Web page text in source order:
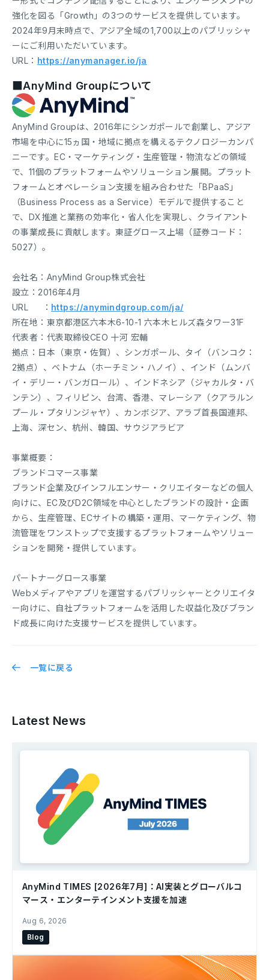
強化を図る「Growth」の3つのサービスを提供しています。
2024年9月末時点で、アジア全域の1,700以上のパブリッシャ
ーにご利用いただいています。
URL： https://anymanager.io/ja
■AnyMind Groupについて
AnyMind Groupは、2016年にシンガポールで創業し、アジア
市場を中心に15ヵ国・地域に拠点を構えるテクノロジーカンパ
ニーです。EC・マーケティング・生産管理・物流などの領域
で、11個のプラットフォームやソリューション展開。プラット
フォームとオペレーション支援を組み合わせた「BPaaS」
（Business Process as a Service）モデルで提供すること
で、DX推進と業務の効率化・省人化を実現し、クライアント
の事業成長に貢献します。東証グロース上場（証券コード：
5027）。
会社名：AnyMind Group株式会社
設立：2016年4月
URL ： https://anymindgroup.com/ja/
所在地：東京都港区六本木6-10-1 六本木ヒルズ森タワー31F
代表者：代表取締役CEO 十河 宏輔
拠点：日本（東京・佐賀）、シンガポール、タイ（バンコク：
2拠点）、ベトナム（ホーチミン・ハノイ）、インド（ムンバ
イ・デリー・バンガロール）、インドネシア（ジャカルタ・バ
ンテン）、フィリピン、台湾、香港、マレーシア（クアラルン
プール・プタリンジャヤ）、カンボジア、アラブ首長国連邦、
上海、深セン、杭州、韓国、サウジアラビア
事業概要：
ブランドコマース事業
ブランド企業及びインフルエンサー・クリエイターなどの個人
向けに、EC及びD2C領域を中心としたブランドの設計・企画
から、生産管理、ECサイトの構築・運用、マーケティング、物
流管理をワンストップで支援するプラットフォームやソリュー
ションを開発・提供しています。
パートナーグロース事業
Webメディアやアプリを運営するパブリッシャーとクリエイタ
ー向けに、自社プラットフォームを活用した収益化及びブラン
ド成長に向けた支援サービスを提供しています。
一覧に戻る
Latest News
AnyMind TIMES [2026年7月]：AI実装とグローバルコ
マース・エンターテインメント支援を加速
Aug 6, 2026
Blog